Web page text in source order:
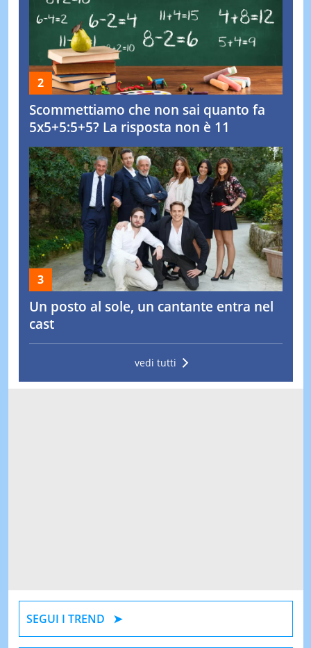
Scommettiamo che non sai quanto fa
5x5+5:5+5? La risposta non è 11
Un posto al sole, un cantante entra nel
cast
vedi tutti
SEGUI I TREND